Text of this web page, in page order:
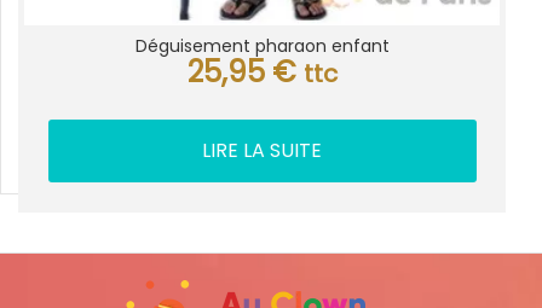
Déguisement pharaon enfant
25,95 € ttc
LIRE LA SUITE